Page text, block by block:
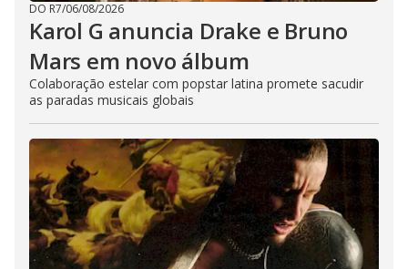
DO R7/06/08/2026
Karol G anuncia Drake e Bruno
Mars em novo álbum
Colaboração estelar com popstar latina promete sacudir
as paradas musicais globais